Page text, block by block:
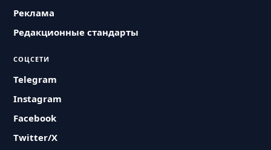
Реклама
Редакционные стандарты
СОЦСЕТИ
Telegram
Instagram
Facebook
Twitter/X